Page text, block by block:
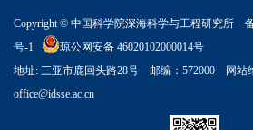
Copyright © 中国科学院深海科学与工程研究所
号-1
琼公网安备 46020102000014号
地址: 三亚市鹿回头路28号 邮编：572000 网站
office@idsse.ac.cn